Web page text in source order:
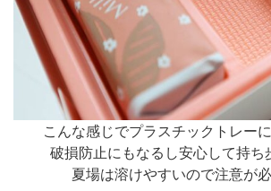
こんな感じでプラスチックトレー
破損防止にもなるし安心して持ち
夏場は溶けやすいので注意が